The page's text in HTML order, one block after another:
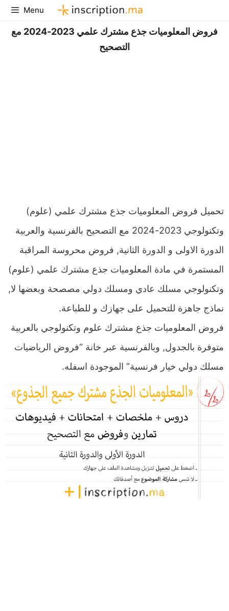
Aller
au
contenu
Menu
فروض المعلوميات جذع مشترك علمي 2023-2024 مع
التصحيح
تحميل فروض المعلوميات جذع مشترك علمي (علوم)
وتكنولوجي 2023-2024 مع التصحيح بالفرنسية والعربية
الدورة الاولى و الدورة الثانية, فروض محروسة المراقبة
المستمرة في مادة المعلوميات جذع مشترك علمي (علوم)
وتكنولوجي مسلك عادي ومسلك دولي مصصحة وبعضها لا,
نماذج جاهزة للتحميل على جهازك و للطباعة.
فروض المعلوميات جذع مشترك علوم وتكنولوجي بالعربية
متوفرة بالجدول, وبالفرنسية عبر خانة “فروض الرياضيات
مسلك دولي خيار فرنسية” الموجودة اسفله.